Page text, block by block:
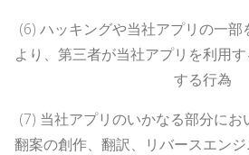
(6) ハッキングや当社アプリの一部
より、第三者が当社アプリを利用
する行為
(7) 当社アプリのいかなる部分にお
翻案の創作、翻訳、リバースエン